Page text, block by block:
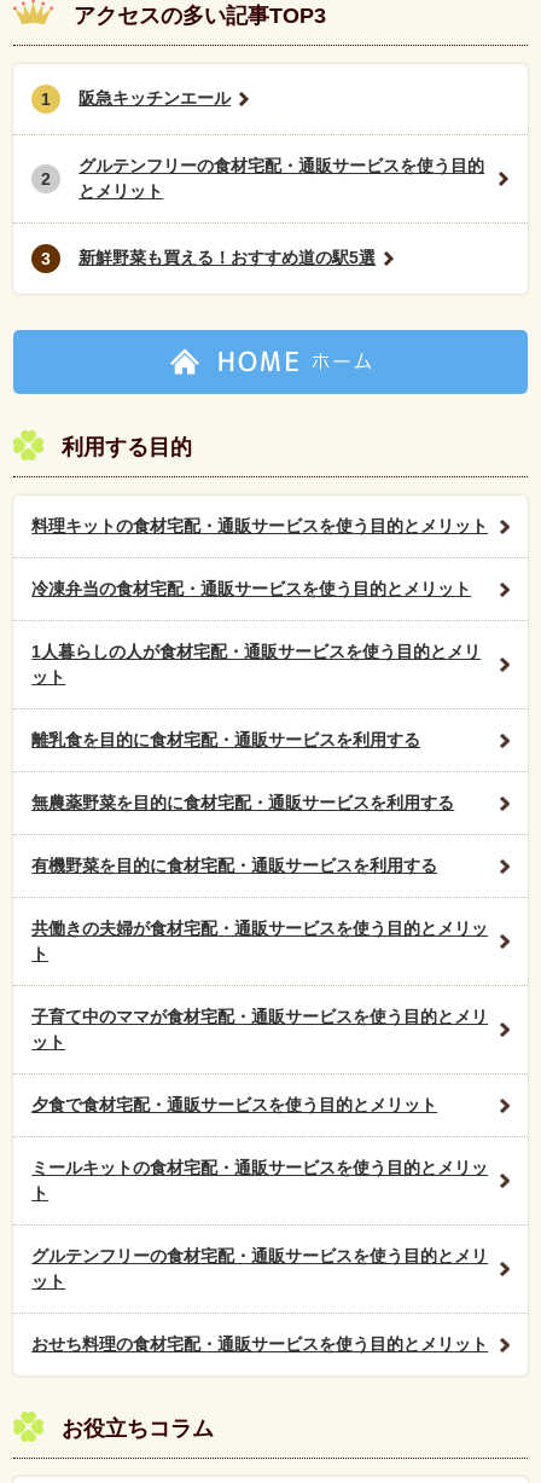
アクセスの多い記事TOP3
1 阪急キッチンエール
2
グルテンフリーの食材宅配・通販サービスを使う目的
とメリット
3 新鮮野菜も買える！おすすめ道の駅5選
利用する目的
料理キットの食材宅配・通販サービスを使う目的とメリット
冷凍弁当の食材宅配・通販サービスを使う目的とメリット
1人暮らしの人が食材宅配・通販サービスを使う目的とメリ
ット
離乳食を目的に食材宅配・通販サービスを利用する
無農薬野菜を目的に食材宅配・通販サービスを利用する
有機野菜を目的に食材宅配・通販サービスを利用する
共働きの夫婦が食材宅配・通販サービスを使う目的とメリッ
ト
子育て中のママが食材宅配・通販サービスを使う目的とメリ
ット
夕食で食材宅配・通販サービスを使う目的とメリット
ミールキットの食材宅配・通販サービスを使う目的とメリッ
ト
グルテンフリーの食材宅配・通販サービスを使う目的とメリ
ット
おせち料理の食材宅配・通販サービスを使う目的とメリット
お役立ちコラム